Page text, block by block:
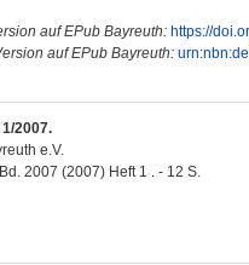
auf EPub Bayreuth: https://
auf EPub Bayreuth:
2007.
e.V.
2007 (2007) Heft 1 . - 12 S.